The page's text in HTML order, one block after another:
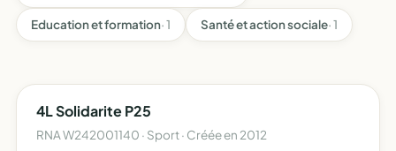
Education et formation· 1 Santé et action sociale· 1
4L Solidarite P25
RNA W242001140 · Sport · Créée en 2012